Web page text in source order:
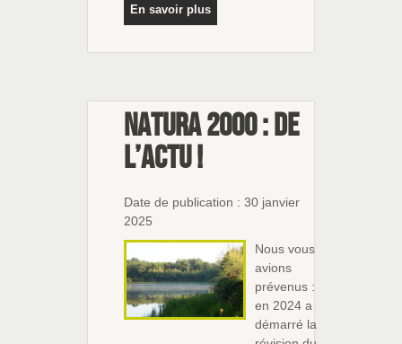
En savoir plus
Natura 2000 : de
l’actu !
Date de publication : 30 janvier
2025
Nous vous
avions
prévenus :
en 2024 a
démarré la